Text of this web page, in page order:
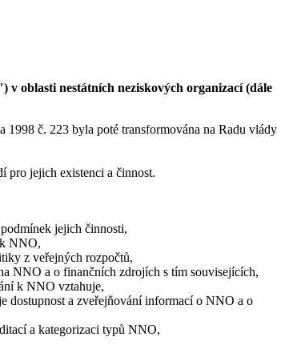
oblasti nestátních neziskových organizací (dále
1998 č. 223 byla poté transformována na Radu vlády
pro jejich existenci a činnost.
jejich činnosti,
NNO,
z veřejných rozpočtů,
NNO a o finančních zdrojích s tím souvisejících,
k NNO vztahuje,
dostupnost a zveřejňování informací o NNO a o
a kategorizaci typů NNO,